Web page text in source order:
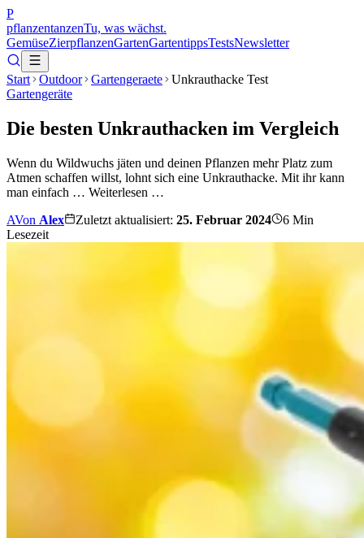
P
pflanzentanzenTu, was wächst.
GemüseZierpflanzenGartenGartentippsTestsNewsletter
Start Outdoor Gartengeraete
Unkrauthacke Test
Gartengeräte
Die besten Unkrauthacken im Vergleich
Wenn du Wildwuchs jäten und deinen Pflanzen mehr Platz zum
Atmen schaffen willst, lohnt sich eine Unkrauthacke. Mit ihr kann
man einfach … Weiterlesen …
AVon Alex Zuletzt aktualisiert: 25. Februar 2024 6 Min
Lesezeit